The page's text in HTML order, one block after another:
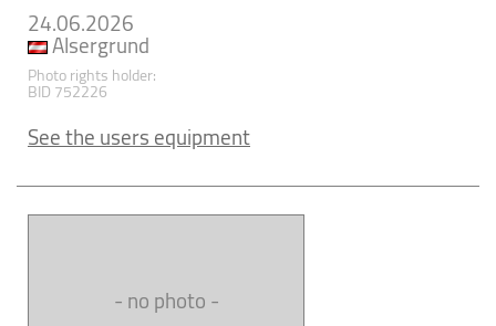
24.06.2026
Alsergrund
Photo rights holder:
BID 752226
See the users equipment
- no photo -